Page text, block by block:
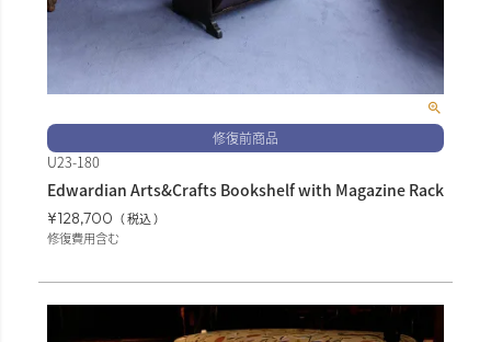
修復前商品
U23-180
Edwardian Arts&Crafts Bookshelf with Magazine Rack
¥128,700
税込
修復費用含む